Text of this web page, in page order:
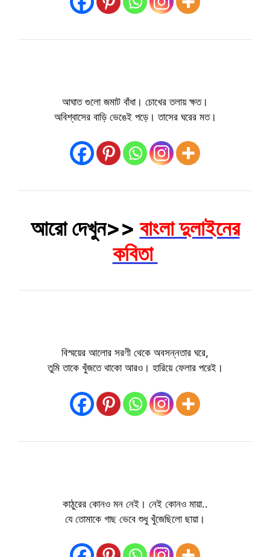
আঘাত গুলো জমাট বাঁধা। চোখের তলায় ক্ষত।
অবিশ্বাসের বাড়ি ভেঙেই পড়ে। তাসের ঘরের মত।
আরো দেখুন>> বাংলা দুলাইনের
কবিতা
বিস্ময়ের আলোর সরণী থেকে অবসন্নতার ঘরে,
তুমি তাকে খুঁজতে থাকো আরও। হারিয়ে ফেলার পরেই।
কাঠুরের কোনও মন নেই। নেই কোনও মায়া..
যে তোমাকে গাছ ভেবে শুধু খুঁজেছিলো ছায়া।